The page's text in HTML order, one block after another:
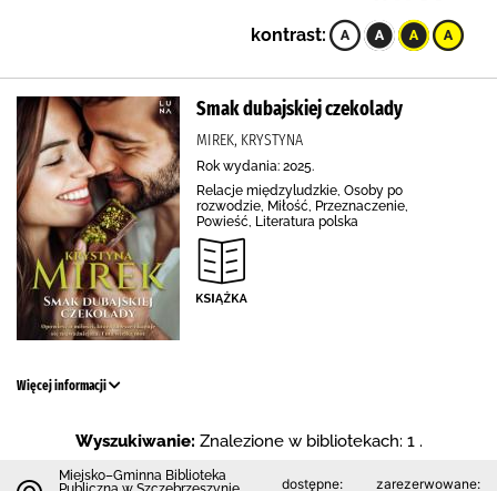
kontrast:
Smak dubajskiej czekolady
MIREK, KRYSTYNA
Rok wydania: 2025.
Relacje międzyludzkie, Osoby po
rozwodzie, Miłość, Przeznaczenie,
Powieść, Literatura polska
Więcej informacji
Wyszukiwanie: Znalezione w bibliotekach: 1 .
Miejsko–Gminna Biblioteka
dostępne: zarezerwowane: